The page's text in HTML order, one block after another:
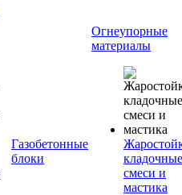
Газобетонные
блоки
Огнеупорные
материалы
кладочные
смеси и
мастика